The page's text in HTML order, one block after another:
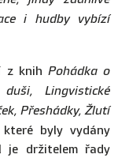
i hudby vybízí
z knih Pohádka o
Lingvistické
Přeshádky, Žlutí
byly vydány
je držitelem řady